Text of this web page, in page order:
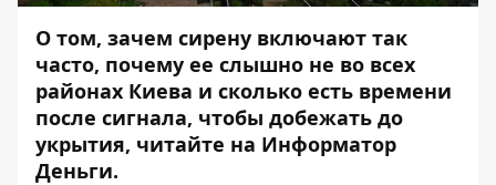
О том, зачем сирену включают так
часто, почему ее слышно не во всех
районах Киева и сколько есть времени
после сигнала, чтобы добежать до
укрытия, читайте на Информатор
Деньги.